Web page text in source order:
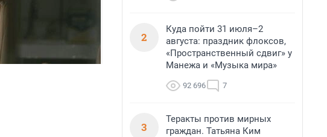
2
Куда пойти 31 июля–2
августа: праздник флоксов,
«Пространственный сдвиг» у
Манежа и «Музыка мира»
92 696 7
3
Теракты против мирных
граждан. Татьяна Ким